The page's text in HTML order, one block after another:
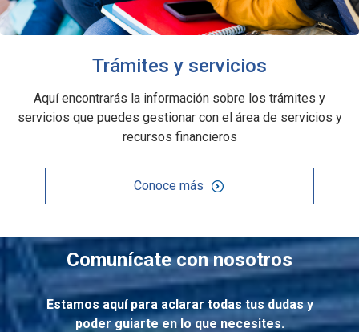
Trámites y servicios
Aquí encontrarás la información sobre los trámites y
servicios que puedes gestionar con el área de servicios y
recursos financieros
Conoce más
Comunícate con nosotros
Estamos aquí para aclarar todas tus dudas y
poder guiarte en lo que necesites.